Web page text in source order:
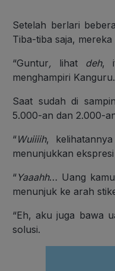
Setelah berlari
Tiba-tiba saja,
“Guntur, lihat deh,
menghampiri Kanguru.
Saat sudah di
5.000-an dan 2.000-
“Wuiiiih,
menunjukkan
“Yaaahh… Uang
menunjuk ke arah
“Eh, aku juga bawa
solusi.